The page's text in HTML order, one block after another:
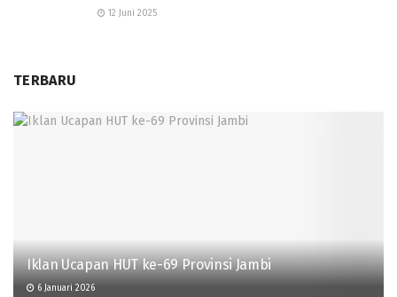
12 Juni 2025
TERBARU
Iklan Ucapan HUT ke-69 Provinsi Jambi
6 Januari 2026